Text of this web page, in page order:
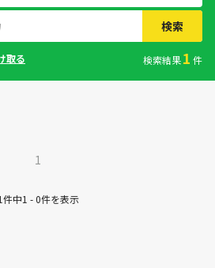
1
件中1 - 0件を表示
検索
取る 検索結果1 件